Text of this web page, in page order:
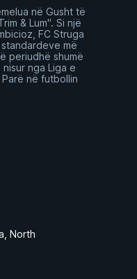
në Gusht të
& Lum". Si një
FC Struga
më
periudhë shumë
nga Liga e
në futbollin
North